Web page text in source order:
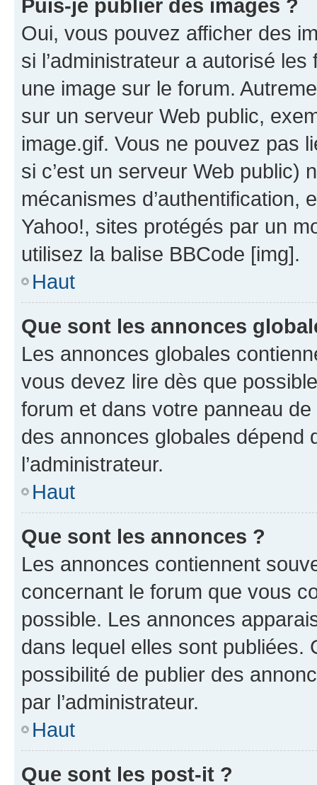
Puis-je publier des images ?
Oui, vous pouvez afficher des
si l’administrateur a autorisé
une image sur le forum.
sur un serveur Web public,
image.gif. Vous ne pouvez pas
si c’est un serveur Web public)
mécanismes d’authentification,
Yahoo!, sites protégés par un
utilisez la balise BBCode [img].
Haut
Que sont les annonces
Les annonces globales
vous devez lire dès que
forum et dans votre panneau
des annonces globales dépend
l’administrateur.
Haut
Que sont les annonces ?
Les annonces contiennent
concernant le forum que vous
possible. Les annonces
dans lequel elles sont publiées.
possibilité de publier des
par l’administrateur.
Haut
Que sont les post-it ?